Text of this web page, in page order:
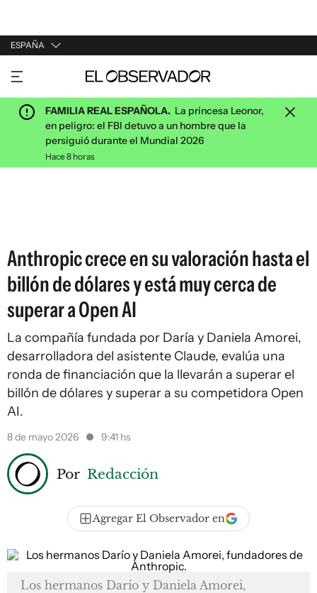
ESPAÑA
URUGUAY
ARGENTINA
ESPAÑA
ESTADOS UNIDOS
FAMILIA REAL ESPAÑOLA. La princesa Leonor,
en peligro: el FBI detuvo a un hombre que la
persiguió durante el Mundial 2026
Hace 8 horas
Anthropic crece en su valoración hasta el
billón de dólares y está muy cerca de
superar a Open AI
La compañía fundada por Daría y Daniela Amorei,
desarrolladora del asistente Claude, evalúa una
ronda de financiación que la llevarán a superar el
billón de dólares y superar a su competidora Open
AI.
8 de mayo 2026 9:41 hs
Por Redacción
Agregar El Observador en
Los hermanos Darío y Daniela Amorei,